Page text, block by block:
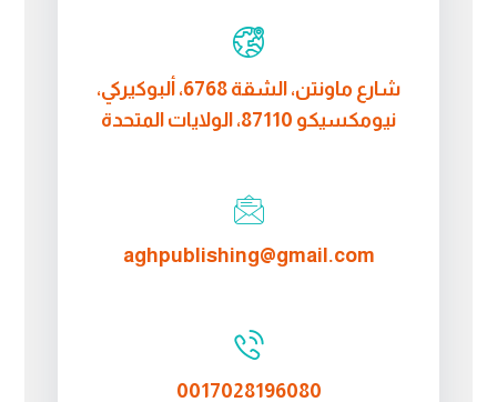
شارع ماونتن، الشقة 6768، ألبوكيركي،
نيومكسيكو 87110، الولايات المتحدة
aghpublishing@gmail.com
0017028196080